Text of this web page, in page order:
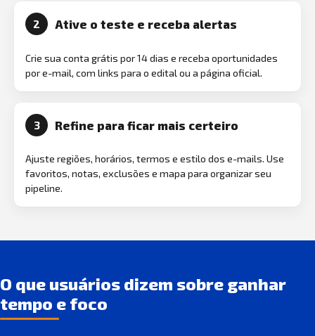
2 Ative o teste e receba alertas
Crie sua conta grátis por 14 dias e receba oportunidades
por e-mail, com links para o edital ou a página oficial.
3 Refine para ficar mais certeiro
Ajuste regiões, horários, termos e estilo dos e-mails. Use
favoritos, notas, exclusões e mapa para organizar seu
pipeline.
O que usuários dizem sobre ganhar
tempo e foco